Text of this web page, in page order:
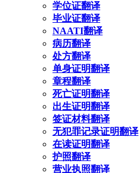
学位证翻译
毕业证翻译
NAATI翻译
病历翻译
处方翻译
单身证明翻译
章程翻译
死亡证明翻译
出生证明翻译
签证材料翻译
无犯罪记录证明翻译
在读证明翻译
护照翻译
营业执照翻译